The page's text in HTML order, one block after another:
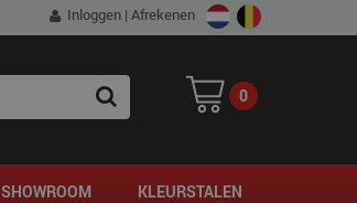
Inloggen | Afrekenen
0
SEARCH
SHOWROOM KLEURSTALEN